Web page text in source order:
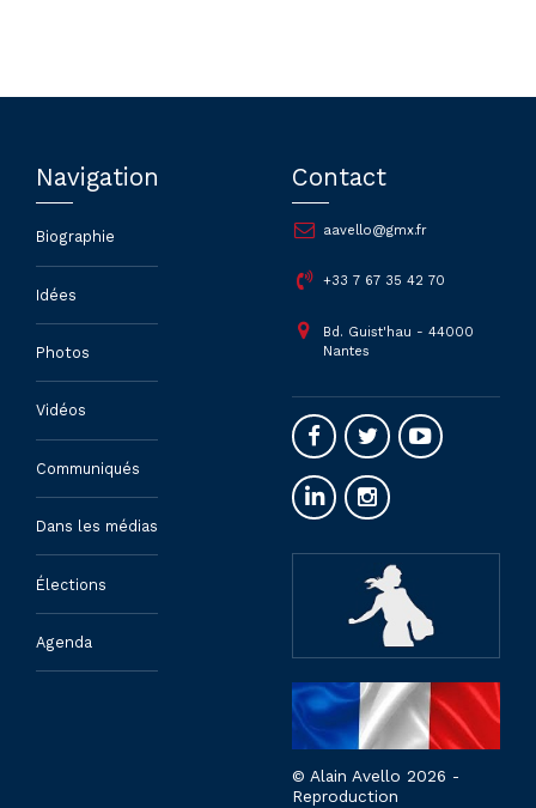
Navigation
Biographie
Idées
Photos
Vidéos
Communiqués
Dans les médias
Élections
Agenda
Contact
aavello@gmx.fr
+33 7 67 35 42 70
Bd. Guist'hau - 44000
Nantes
© Alain Avello 2026 -
Reproduction